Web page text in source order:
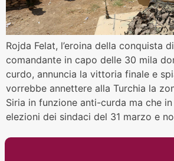
Rojda Felat, l’eroina della conquista
comandante in capo delle 30 mila
curdo, annuncia la vittoria finale e
vorrebbe annettere alla Turchia la
Siria in funzione anti-curda ma che
elezioni dei sindaci del 31 marzo e